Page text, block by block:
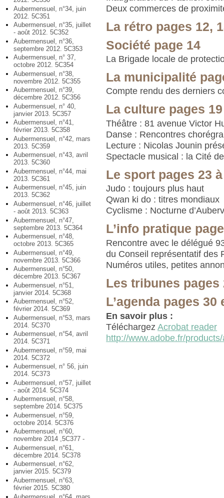
Aubermensuel, n°34, juin
2012. 5C351
Aubermensuel, n°35, juillet
- août 2012. 5C352
Aubermensuel, n°36,
septembre 2012. 5C353
Aubermensuel, n° 37,
octobre 2012. 5C354
Aubermensuel, n°38,
novembre 2012. 5C355
Aubermensuel, n°39,
décembre 2012. 5C356
Aubermensuel, n° 40,
janvier 2013. 5C357
Aubermensuel, n°41,
février 2013. 5C358
Aubermensuel, n°42, mars
2013. 5C359
Aubermensuel, n°43, avril
2013. 5C360
Aubermensuel, n°44, mai
2013. 5C361
Aubermensuel, n°45, juin
2013. 5C362
Aubermensuel, n°46, juillet
- août 2013. 5C363
Aubermensuel, n°47,
septembre 2013. 5C364
Aubermensuel, n°48,
octobre 2013. 5C365
Aubermensuel, n°49,
novembre 2013. 5C366
Aubermensuel, n°50,
décembre 2013. 5C367
Aubermensuel, n°51,
janvier 2014. 5C368
Aubermensuel, n°52,
février 2014. 5C369
Aubermensuel, n°53, mars
2014. 5C370
Aubermensuel, n°54, avril
2014. 5C371
Aubermensuel, n°59, mai
2014. 5C372
Aubermensuel, n° 56, juin
2014. 5C373
Aubermensuel, n°57, juillet
- août 2014. 5C374
Aubermensuel, n°58,
septembre 2014. 5C375
Aubermensuel, n°59,
octobre 2014. 5C376
Aubermensuel, n°60,
novembre 2014 ,5C377 -
Aubermensuel, n°61,
décembre 2014. 5C378
Aubermensuel, n°62,
janvier 2015. 5C379
Aubermensuel, n°63,
février 2015. 5C380
Deux commerces de
La rétro pages 12,
Société page 14
La Brigade locale de
La municipalité
Compte rendu des derniers
La culture pages
Théâtre : 81 avenue Victor
Danse : Rencontres
Lecture : Nicolas Jounin
Spectacle musical : la Cité
Le sport pages 23
Judo : toujours plus haut
Qwan ki do : titres mondiaux
Cyclisme : Nocturne
L’info pratique
Rencontre avec le délégué
du Conseil représentatif des
Numéros utiles, petites
Les tribunes pages
L’agenda pages 30
En savoir plus :
TéléchargezAcrobat reader
http://www.adobe.fr/